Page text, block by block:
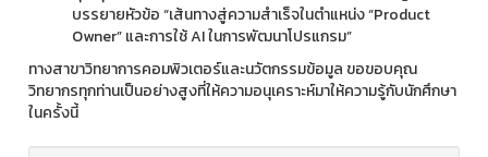
บรรยายหัวข้อ “เส้นทางสู่ความสำเร็จในตำแหน่ง “Product
Owner” และการใช้ AI ในการพัฒนาโปรแกรม”
ทางสาขาวิทยาการคอมพิวเตอร์และนวัตกรรมข้อมูล ขอขอบคุณ
วิทยากรทุกท่านเป็นอย่างสูงที่ให้ความอนุเคราะห์มาให้ความรู้กับนักศึกษา
ในครั้งนี้